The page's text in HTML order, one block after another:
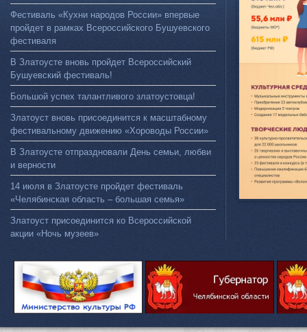
Фестиваль «Кухни народов России» впервые
пройдет в рамках Всероссийского Бушуевского
фестиваля
В Златоусте вновь пройдет Всероссийский
Бушуевский фестиваль!
Большой успех талантливого златоустовца!
Златоуст вновь присоединится к масштабному
фестивальному движению «Хороводы России»
В Златоусте отпраздновали День семьи, любви
и верности
14 июля в Златоусте пройдет фестиваль
«Челябинская область – большая семья»
Златоуст присоединится ко Всероссийской
акции «Ночь музеев»